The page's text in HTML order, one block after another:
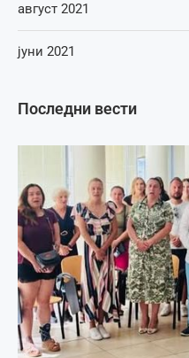
Последни вести
август 2021
јуни 2021